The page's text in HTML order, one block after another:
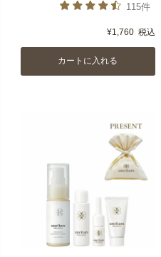
115件
¥1,760 税込
カートに入れる